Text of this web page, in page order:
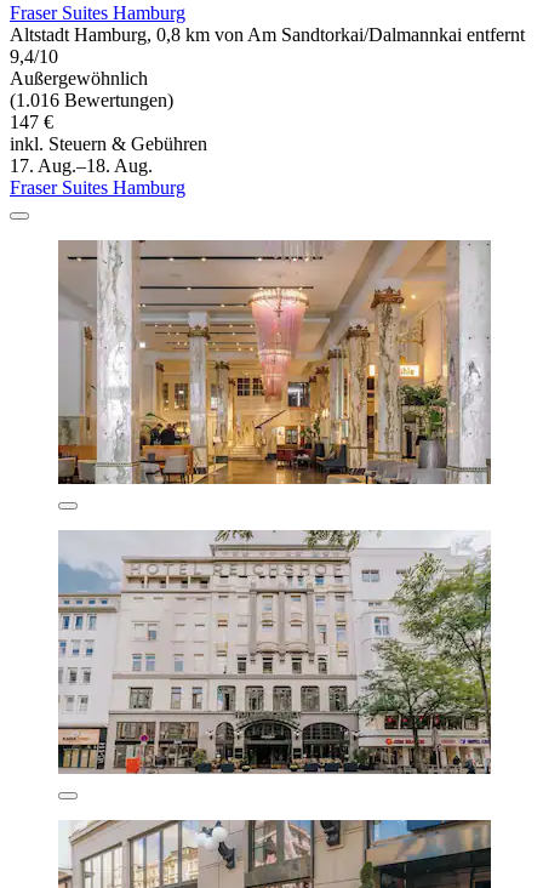
Fraser Suites Hamburg
Altstadt Hamburg, 0,8 km von Am Sandtorkai/Dalmannkai entfernt
9,4/10
Außergewöhnlich
(1.016 Bewertungen)
147 €
inkl. Steuern & Gebühren
17. Aug.–18. Aug.
Fraser Suites Hamburg